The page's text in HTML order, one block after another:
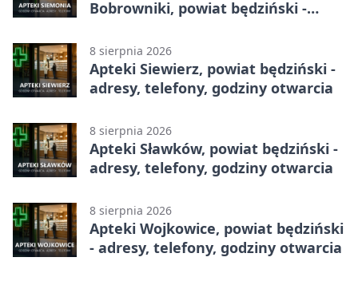
Bobrowniki, powiat będziński -
8 sierpnia 2026
Apteki Siewierz, powiat będziński -
adresy, telefony, godziny otwarcia
8 sierpnia 2026
Apteki Sławków, powiat będziński -
adresy, telefony, godziny otwarcia
8 sierpnia 2026
Apteki Wojkowice, powiat będziński
- adresy, telefony, godziny otwarcia